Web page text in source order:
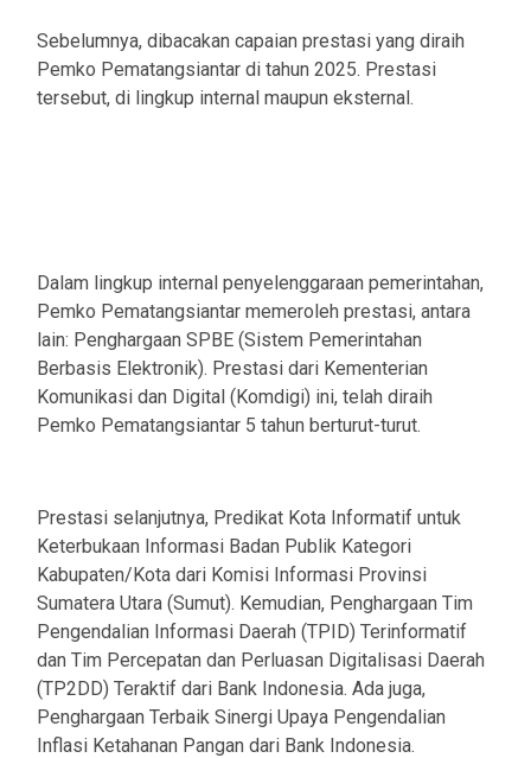
Sebelumnya, dibacakan capaian prestasi yang diraih
Pemko Pematangsiantar di tahun 2025. Prestasi
tersebut, di lingkup internal maupun eksternal.
Dalam lingkup internal penyelenggaraan pemerintahan,
Pemko Pematangsiantar memeroleh prestasi, antara
lain: Penghargaan SPBE (Sistem Pemerintahan
Berbasis Elektronik). Prestasi dari Kementerian
Komunikasi dan Digital (Komdigi) ini, telah diraih
Pemko Pematangsiantar 5 tahun berturut-turut.
Prestasi selanjutnya, Predikat Kota Informatif untuk
Keterbukaan Informasi Badan Publik Kategori
Kabupaten/Kota dari Komisi Informasi Provinsi
Sumatera Utara (Sumut). Kemudian, Penghargaan Tim
Pengendalian Informasi Daerah (TPID) Terinformatif
dan Tim Percepatan dan Perluasan Digitalisasi Daerah
(TP2DD) Teraktif dari Bank Indonesia. Ada juga,
Penghargaan Terbaik Sinergi Upaya Pengendalian
Inflasi Ketahanan Pangan dari Bank Indonesia.